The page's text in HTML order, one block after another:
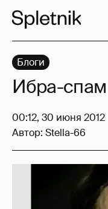
Блоги
Ибра-спам
00:12, 30 июня 2012
Автор: Stella-66